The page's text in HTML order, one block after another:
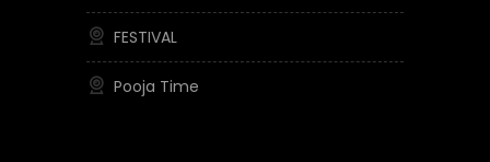
FESTIVAL
Pooja Time